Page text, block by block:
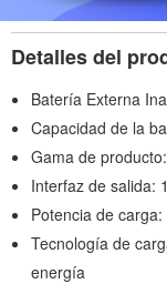
Detalles del
Batería Externa
Capacidad de la
Gama de
Interfaz de salida:
Potencia de carga:
Tecnología de
energía